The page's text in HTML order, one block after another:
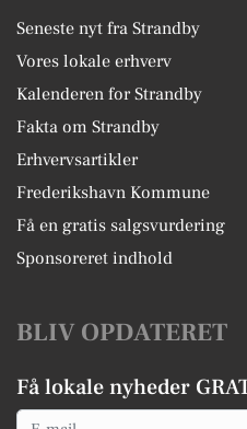
Seneste nyt fra Strandby
Vores lokale erhverv
Kalenderen for Strandby
Fakta om Strandby
Erhvervsartikler
Frederikshavn Kommune
Få en gratis salgsvurdering
Sponsoreret indhold
BLIV OPDATERET
Få lokale nyheder
Email